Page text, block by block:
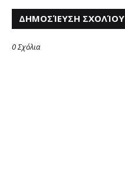
ΔΗΜΟΣΊΕΥΣΗ ΣΧΟΛΊΟΥ
0 Σχόλια